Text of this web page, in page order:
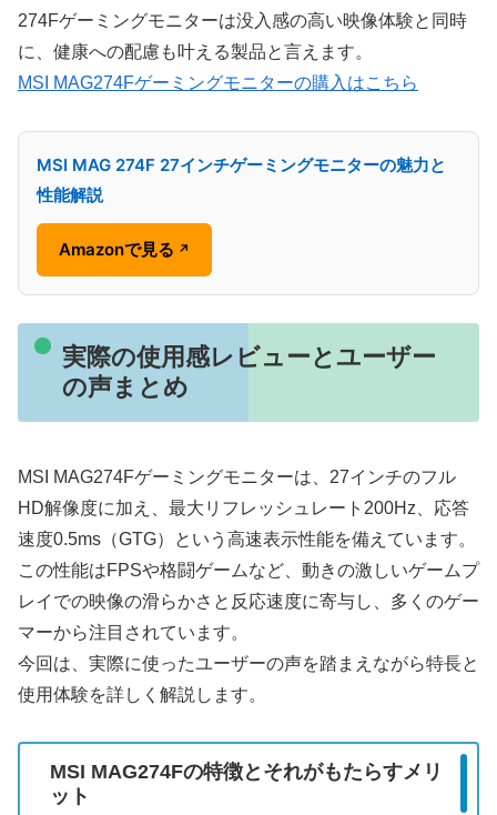
274Fゲーミングモニターは没入感の高い映像体験と同時
に、健康への配慮も叶える製品と言えます。
MSI MAG274Fゲーミングモニターの購入はこちら
MSI MAG 274F 27インチゲーミングモニターの魅力と
性能解説
Amazonで見る ↗
実際の使用感レビューとユーザー
の声まとめ
MSI MAG274Fゲーミングモニターは、27インチのフル
HD解像度に加え、最大リフレッシュレート200Hz、応答
速度0.5ms（GTG）という高速表示性能を備えています。
この性能はFPSや格闘ゲームなど、動きの激しいゲームプ
レイでの映像の滑らかさと反応速度に寄与し、多くのゲー
マーから注目されています。
今回は、実際に使ったユーザーの声を踏まえながら特長と
使用体験を詳しく解説します。
MSI MAG274Fの特徴とそれがもたらすメリ
ット